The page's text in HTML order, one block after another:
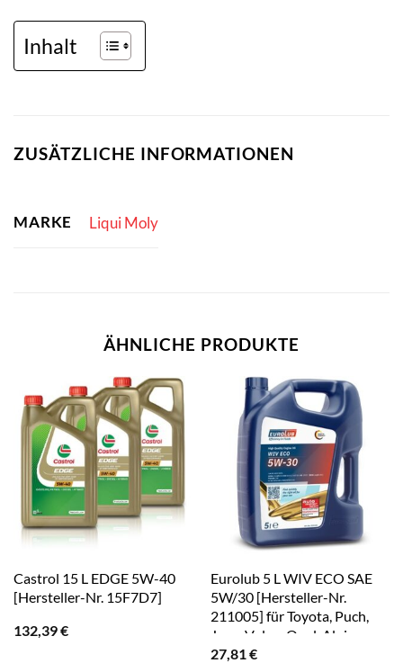
Inhalt
ZUSÄTZLICHE INFORMATIONEN
MARKE Liqui Moly
ÄHNLICHE PRODUKTE
Castrol 15 L EDGE 5W-40
[Hersteller-Nr. 15F7D7]
132,39€
Eurolub 5 L WIV ECO SAE
5W/30 [Hersteller-Nr.
211005] für Toyota, Puch,
Jeep, Volvo, Opel, Alpina,
Jaguar, Acura, Proton,
27,81€